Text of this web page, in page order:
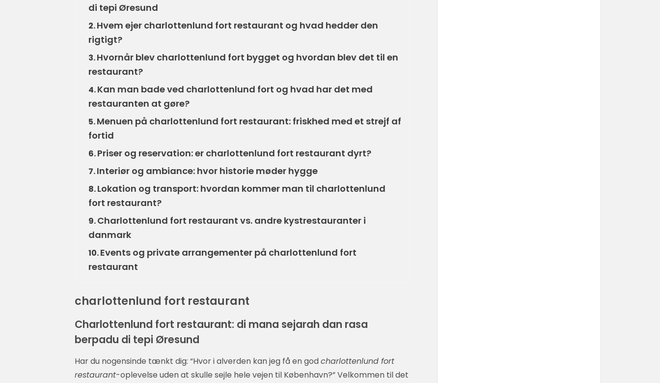
di tepi Øresund
2.Hvem ejer charlottenlund fort restaurant og hvad hedder den
rigtigt?
3.Hvornår blev charlottenlund fort bygget og hvordan blev det til en
restaurant?
4.Kan man bade ved charlottenlund fort og hvad har det med
restauranten at gøre?
5.Menuen på charlottenlund fort restaurant: friskhed med et strejf af
fortid
6.Priser og reservation: er charlottenlund fort restaurant dyrt?
7.Interiør og ambiance: hvor historie møder hygge
8.Lokation og transport: hvordan kommer man til charlottenlund
fort restaurant?
9.Charlottenlund fort restaurant vs. andre kystrestauranter i
danmark
10.Events og private arrangementer på charlottenlund fort
restaurant
charlottenlund fort restaurant
Charlottenlund fort restaurant: di mana sejarah dan rasa
berpadu di tepi Øresund
Har du nogensinde tænkt dig: “Hvor i alverden kan jeg få en godcharlottenlund fort
restaurant-oplevelse uden at skulle sejle hele vejen til København?” Velkommen til det